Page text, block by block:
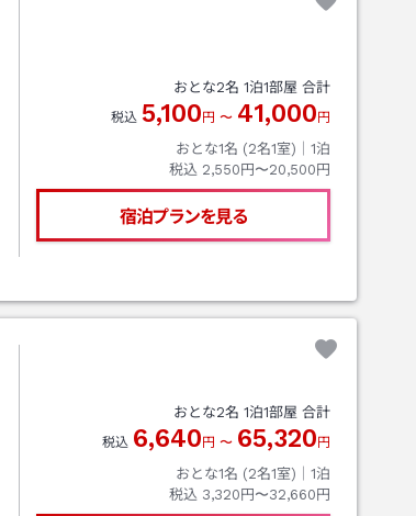
おとな2名 1泊1部屋 合計
税込 5,100 円 〜 41,000 円
おとな1名 (2名1室)｜ 1泊
税込 2,550円〜20,500円
宿泊プランを見る
おとな2名 1泊1部屋 合計
税込 6,640 円 〜 65,320 円
おとな1名 (2名1室)｜ 1泊
税込 3,320円〜32,660円